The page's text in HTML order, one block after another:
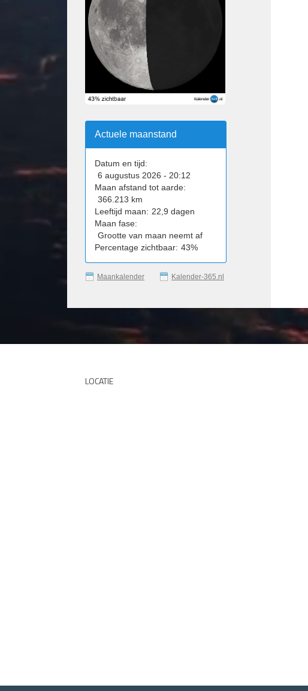
Actuele maanstand
Datum en tijd:
6 augustus 2026 - 20:12
Maan afstand tot aarde:
366.213 km
Leeftijd maan: 22,9 dagen
Maan fase:
Grootte van maan neemt af
Percentage zichtbaar: 43%
Maankalender Kalender-365.nl
LOCATIE